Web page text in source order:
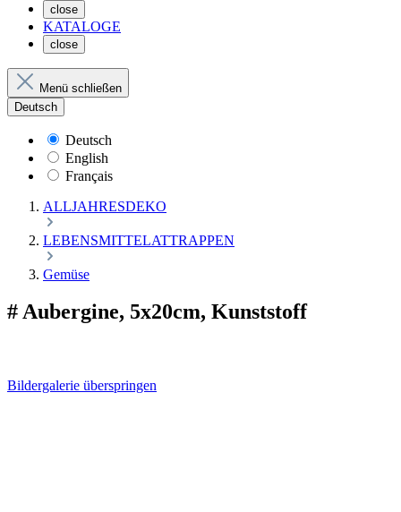
close
KATALOGE
close
Menü schließen
Deutsch
Deutsch
English
Français
ALLJAHRESDEKO
LEBENSMITTELATTRAPPEN
Gemüse
# Aubergine, 5x20cm, Kunststoff
Bildergalerie überspringen